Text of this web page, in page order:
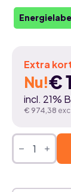
Extra
Nu!
€
€
is:
€
incl. 21%
€ 974,38
Mitsubishi
Heavy
multisplit
buitenunit
W